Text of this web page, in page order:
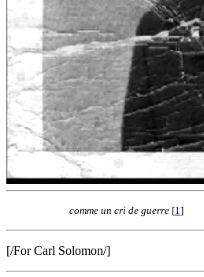
comme un cri de guerre [1 ]
[/For Carl Solomon/]